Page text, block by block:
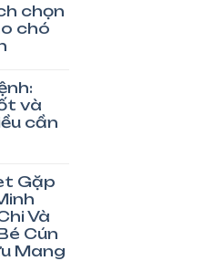
chọn
chó
và
cần
Gặp
Và
Cún
Mang